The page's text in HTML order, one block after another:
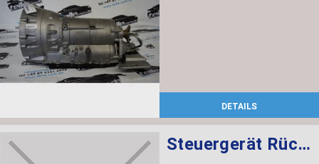
DETAILS
Steuergerät Rückfahrkamera